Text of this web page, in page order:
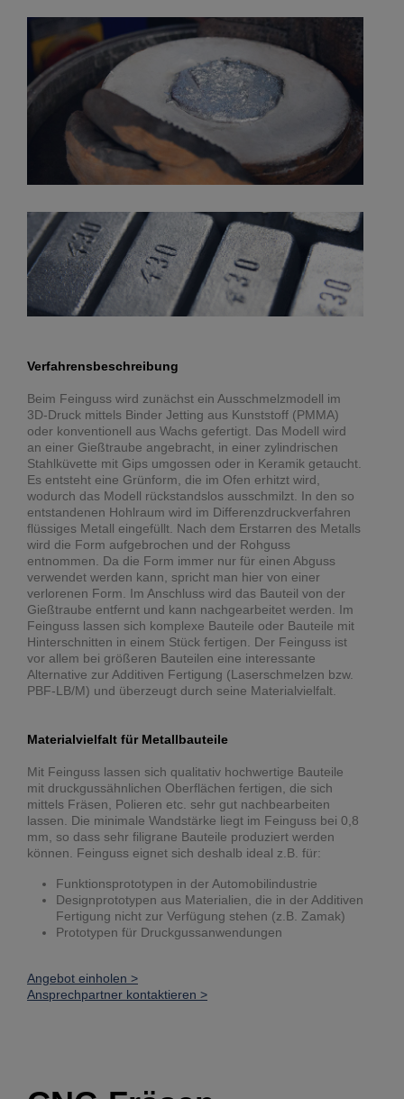
Verfahrensbeschreibung
Beim Feinguss wird zunächst ein Ausschmelzmodell im
3D-Druck mittels Binder Jetting aus Kunststoff (PMMA)
oder konventionell aus Wachs gefertigt. Das Modell wird
an einer Gießtraube angebracht, in einer zylindrischen
Stahlküvette mit Gips umgossen oder in Keramik getaucht.
Es entsteht eine Grünform, die im Ofen erhitzt wird,
wodurch das Modell rückstandslos ausschmilzt. In den so
entstandenen Hohlraum wird im Differenzdruckverfahren
flüssiges Metall eingefüllt. Nach dem Erstarren des Metalls
wird die Form aufgebrochen und der Rohguss
entnommen. Da die Form immer nur für einen Abguss
verwendet werden kann, spricht man hier von einer
verlorenen Form. Im Anschluss wird das Bauteil von der
Gießtraube entfernt und kann nachgearbeitet werden. Im
Feinguss lassen sich komplexe Bauteile oder Bauteile mit
Hinterschnitten in einem Stück fertigen. Der Feinguss ist
vor allem bei größeren Bauteilen eine interessante
Alternative zur Additiven Fertigung (Laserschmelzen bzw.
PBF-LB/M) und überzeugt durch seine Materialvielfalt.
Materialvielfalt für Metallbauteile
Mit Feinguss lassen sich qualitativ hochwertige Bauteile
mit druckgussähnlichen Oberflächen fertigen, die sich
mittels Fräsen, Polieren etc. sehr gut nachbearbeiten
lassen. Die minimale Wandstärke liegt im Feinguss bei 0,8
mm, so dass sehr filigrane Bauteile produziert werden
können. Feinguss eignet sich deshalb ideal z.B. für:
Funktionsprototypen in der Automobilindustrie
Designprototypen aus Materialien, die in der Additiven
Fertigung nicht zur Verfügung stehen (z.B. Zamak)
Prototypen für Druckgussanwendungen
Angebot einholen >
Ansprechpartner kontaktieren >